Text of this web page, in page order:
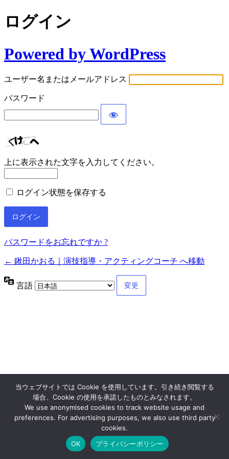
ログイン
Powered by WordPress
ユーザー名またはメールアドレス
パスワード
上に表示された文字を入力してください。
ログイン状態を保存する
パスワードをお忘れですか ?
← 鍬田かおる｜演技指導・アクティングコーチ へ移動
言語
当ウェブサイトでは Cookie を使用しています。引き続き閲覧する
場合、Cookie の使用を承諾したものとみなされます。
We use anonymised cookies to track website usage and
preferences. For advertising purposes, we also use third party
cookies.
OK
プライバシーポリシー